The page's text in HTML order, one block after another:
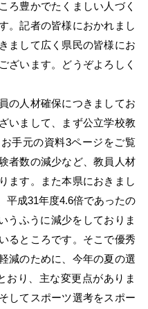
ろ豊かでたくましい人づく
。記者の皆様におかれまし
まして広く県民の皆様にお
ざいます。どうぞよろしく
の人材確保につきましてお
いまして、まず公立学校教
手元の資料3ページをご覧
者数の減少など、教員人材
ます。また本県におきまし
平成31年度4.6倍であったの
うふうに減少をしておりま
るところです。そこで優秀
減のために、今年の夏の選
おり、主な変更点がありま
してスポーツ選考をスポー